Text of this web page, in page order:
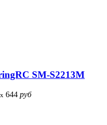
SM-S2213M
x 644 руб